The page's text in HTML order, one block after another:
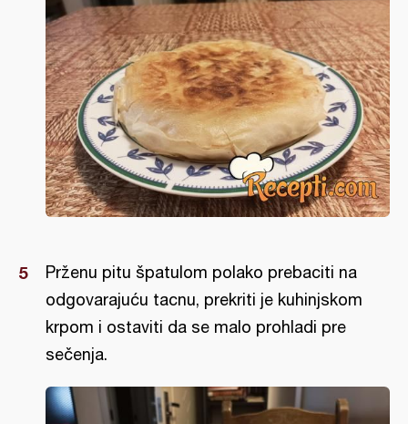
Prženu pitu špatulom polako prebaciti na
odgovarajuću tacnu, prekriti je kuhinjskom
krpom i ostaviti da se malo prohladi pre
sečenja.